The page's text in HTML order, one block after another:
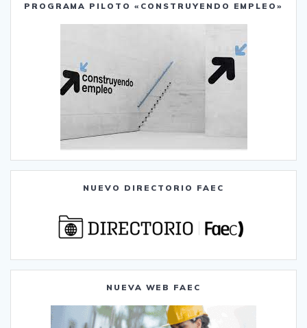
PROGRAMA PILOTO «CONSTRUYENDO EMPLEO»
NUEVO DIRECTORIO FAEC
NUEVA WEB FAEC